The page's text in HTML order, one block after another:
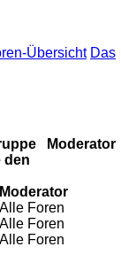
Übersicht Das
Moderator
den
Moderator
Alle Foren
Alle Foren
Alle Foren